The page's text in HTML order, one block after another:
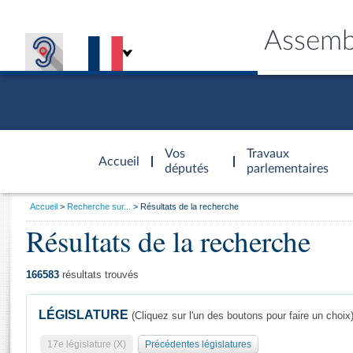
Accueil
d'accueil
Vos
députés
Travaux
parlementaires
Général
Vous
Accueil Recherche sur... Résultats de la recherche
Résultats de la recherche
166583 résultats trouvés
LÉGISLATURE (Cliquez sur l'un des boutons pour faire un choix)
17e législature (X) Précédentes législatures